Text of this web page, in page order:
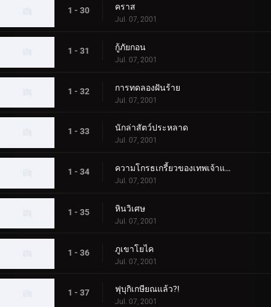
1 - 30 คราส
Jul. 07, 2001
1 - 31 กู้ภัยกอน
Jul. 07, 2001
1 - 32 การทดลองฝันร้าย
Jul. 07, 2001
1 - 33 นักล่าสัตว์ประหลาด
Jul. 07, 2001
1 - 34 ความโกรธเกรี้ยวของเทพเจ้าแห่งท้องทะเล
Jul. 07, 2001
1 - 35 หินวิเศษ
Jul. 07, 2001
1 - 36 ภูเขาโยไค
Jul. 07, 2001
1 - 37 ฟุบุกิเกษียณแล้ว?!
Jul. 07, 2001